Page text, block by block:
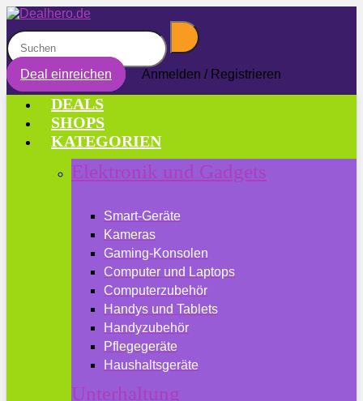
Deal einreichen Anmelden / Registrieren
DEALS
SHOPS
KATEGORIEN
Elektronik und Gadgets
Smart-Geräte
Kameras
Gaming-Konsolen
Computer und Laptops
Computerzubehör
Handys und Tablets
Handyzubehör
Pflegegeräte
Haushaltsgeräte
Unterhaltung